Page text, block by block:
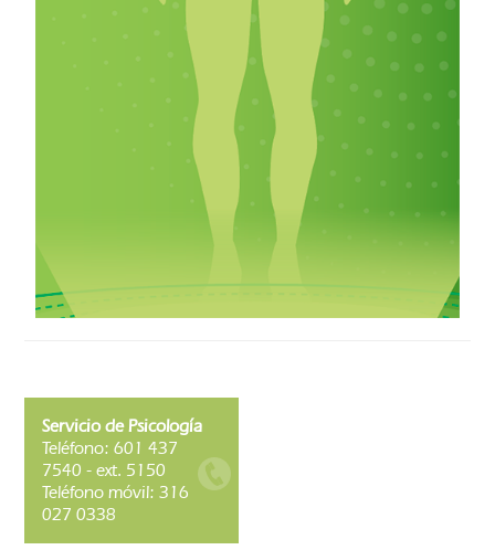
Servicio de Psicología
Teléfono: 601 437
7540 - ext. 5150
Teléfono móvil: 316
027 0338